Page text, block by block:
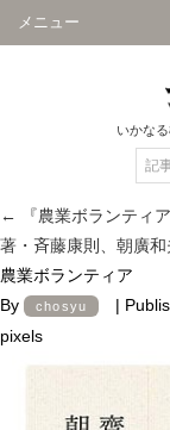
メニュー
いかな
←
『農業ボランティ
著・斉藤康則、朝廣和
農業ボランティア
By
chosyu |
pixels